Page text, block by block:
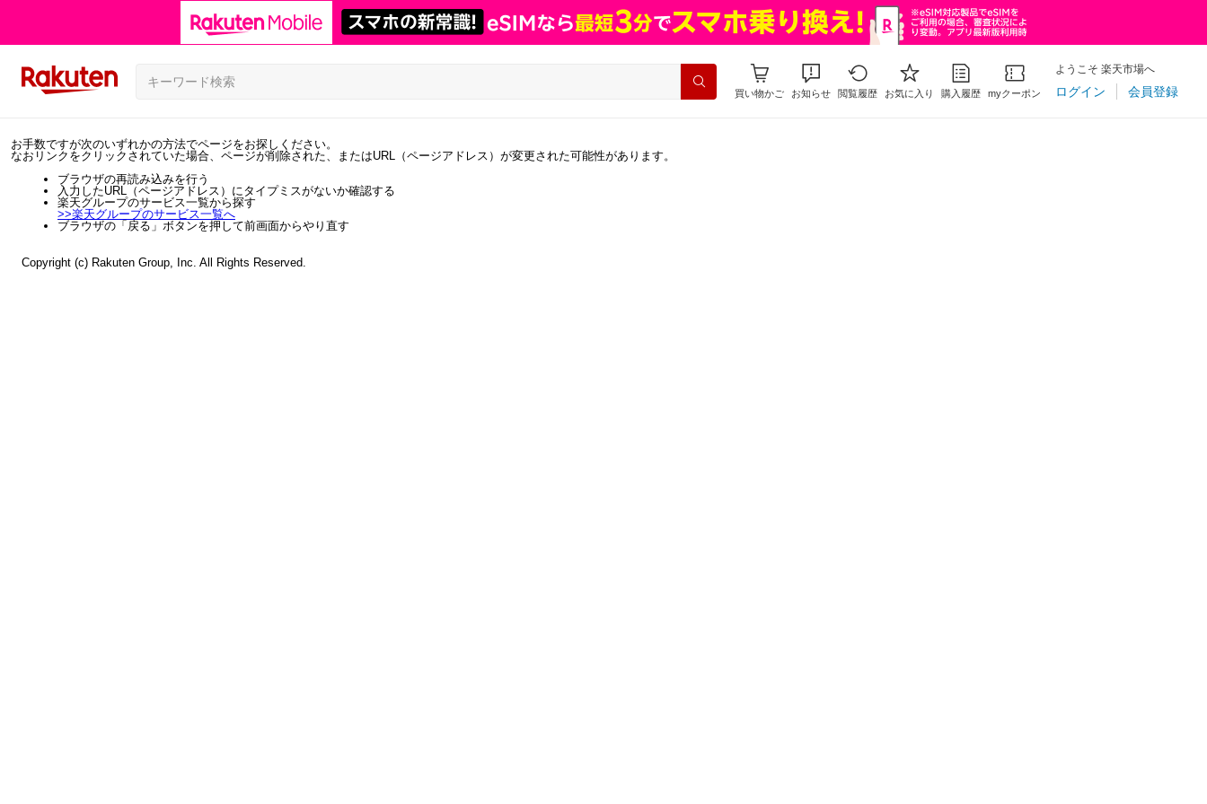
買い物かご お知らせ 閲覧履歴 お気に入り 購入履歴 myクーポン
ようこそ 楽天市場へ
ログイン 会員登録
お手数ですが次のいずれかの方法でページをお探しください。
なおリンクをクリックされていた場合、ページが削除された、またはURL（ページアドレス）が変更された可能性があります。
ブラウザの再読み込みを行う
入力したURL（ページアドレス）にタイプミスがないか確認する
楽天グループのサービス一覧から探す
>>楽天グループのサービス一覧へ
ブラウザの「戻る」ボタンを押して前画面からやり直す
Copyright (c) Rakuten Group, Inc. All Rights Reserved.